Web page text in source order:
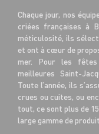
Chaque jour, nos
criées françaises à
méticulosité, ils
et ont à cœur de
mer. Pour les
meilleures Saint-
Toute l’année, ils
crues ou cuites, ou
tout, ce sont plus de
large gamme de